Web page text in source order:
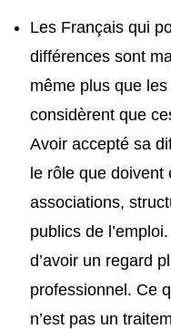
Les Français qui
différences sont
même plus que
considèrent que
Avoir accepté sa
le rôle que
associations,
publics de
d’avoir un regard
professionnel. Ce
n’est pas un